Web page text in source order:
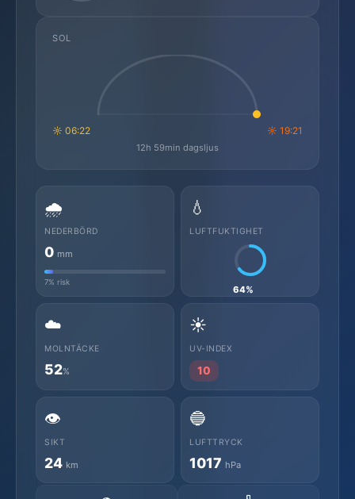
SOL
☼ 06:22 ☼ 19:21
12h 59min dagsljus
🌧️
NEDERBÖRD
0 mm
7% risk
💧
LUFTFUKTIGHET
64%
☁️
MOLNTÄCKE
52%
☀️
UV-INDEX
10
👁️
SIKT
24 km
🔵
LUFTTRYCK
1017 hPa